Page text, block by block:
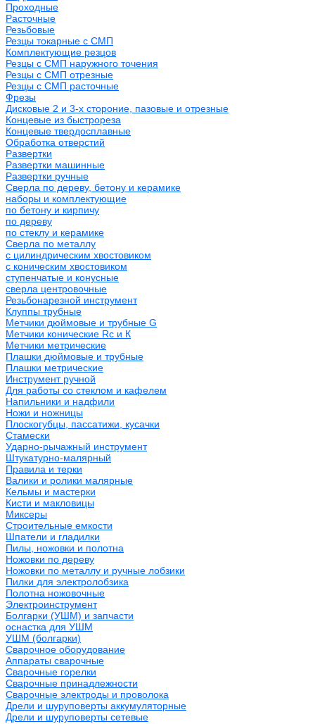
Проходные
Расточные
Резьбовые
Резцы токарные с СМП
Комплектующие резцов
Резцы с СМП наружного точения
Резцы с СМП отрезные
Резцы с СМП расточные
Фрезы
Дисковые 2 и 3-х стороние, пазовые и отрезные
Концевые из быстрореза
Концевые твердосплавные
Обработка отверстий
Развертки
Развертки машинные
Развертки ручные
Сверла по дереву, бетону и керамике
наборы и комплектующие
по бетону и кирпичу
по дереву
по стеклу и керамике
Сверла по металлу
c цилиндрическим хвостовиком
c коническим хвостовиком
cтупенчатые и конусные
сверла центровочные
Резьбонарезной инструмент
Клуппы трубные
Метчики дюймовые и трубные G
Метчики конические Rc и К
Метчики метрические
Плашки дюймовые и трубные
Плашки метрические
Инструмент ручной
Для работы со стеклом и кафелем
Напильники и надфили
Ножи и ножницы
Плоскогубцы, пассатижи, кусачки
Стамески
Ударно-рычажный инструмент
Штукатурно-малярный
Правила и терки
Валики и ролики малярные
Кельмы и мастерки
Кисти и макловицы
Миксеры
Строительные емкости
Шпатели и гладилки
Пилы, ножовки и полотна
Ножовки по дереву
Ножовки по металлу и ручные лобзики
Пилки для электролобзика
Полотна ножовочные
Электроинструмент
Болгарки (УШМ) и запчасти
оснастка для УШМ
УШМ (болгарки)
Сварочное оборудование
Аппараты сварочные
Сварочные горелки
Сварочные принадлежности
Сварочные электроды и проволока
Дрели и шуруповерты аккумуляторные
Дрели и шуруповерты сетевые